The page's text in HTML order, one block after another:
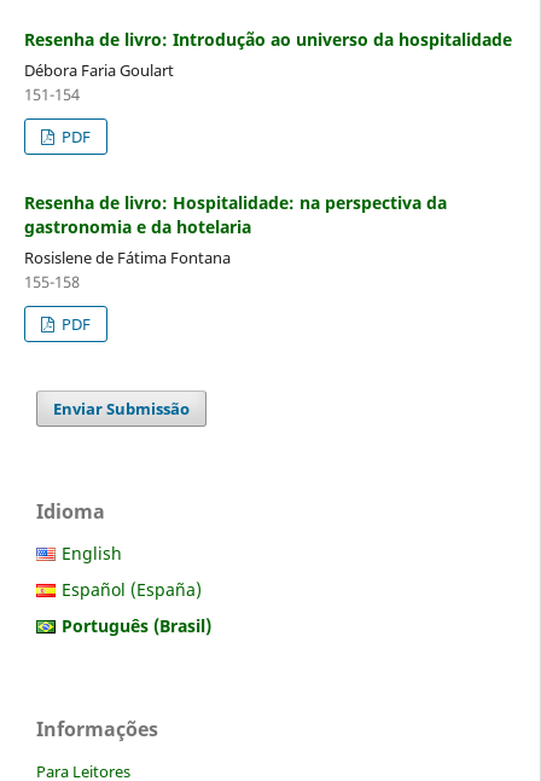
Resenha de livro: Introdução ao universo da hospitalidade
Débora Faria Goulart
151-154
PDF
Resenha de livro: Hospitalidade: na perspectiva da
gastronomia e da hotelaria
Rosislene de Fátima Fontana
155-158
PDF
Enviar Submissão
Idioma
English
Español (España)
Português (Brasil)
Informações
Para Leitores